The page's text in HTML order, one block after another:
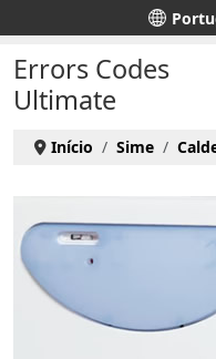
Escolha o seu idioma
Errors Codes
Ultimate
Início Sime